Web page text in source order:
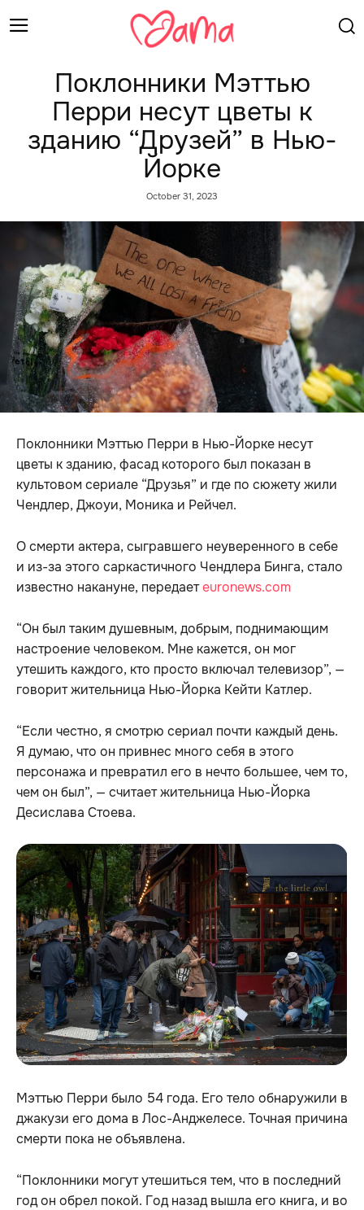
Поклонники Мэттью
Перри несут цветы к
зданию “Друзей” в Нью-
Йорке
October 31, 2023
Поклонники Мэттью Перри в Нью-Йорке несут
цветы к зданию, фасад которого был показан в
культовом сериале “Друзья” и где по сюжету жили
Чендлер, Джоуи, Моника и Рейчел.
О смерти актера, сыгравшего неуверенного в себе
и из-за этого саркастичного Чендлера Бинга, стало
известно накануне, передаетeuronews.com
“Он был таким душевным, добрым, поднимающим
настроение человеком. Мне кажется, он мог
утешить каждого, кто просто включал телевизор”, —
говорит жительница Нью-Йорка Кейти Катлер.
“Если честно, я смотрю сериал почти каждый день.
Я думаю, что он привнес много себя в этого
персонажа и превратил его в нечто большее, чем то,
чем он был”, — считает жительница Нью-Йорка
Десислава Стоева.
Мэттью Перри было 54 года. Его тело обнаружили в
джакузи его дома в Лос-Анджелесе. Точная причина
смерти пока не объявлена.
“Поклонники могут утешиться тем, что в последний
год он обрел покой. Год назад вышла его книга, и во